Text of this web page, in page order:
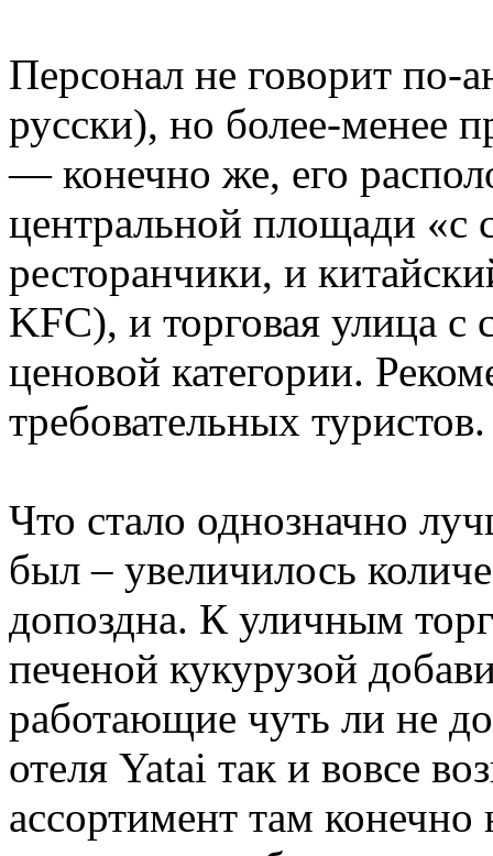
Персонал не говорит по-
русски), но более-менее
— конечно же, его
центральной площади «с
ресторанчики, и
KFC), и торговая улица с
ценовой категории.
требовательных туристов.
Что стало однозначно
был – увеличилось
допоздна. К уличным
печеной кукурузой
работающие чуть ли не
отеля Yatai так и вовсе
ассортимент там